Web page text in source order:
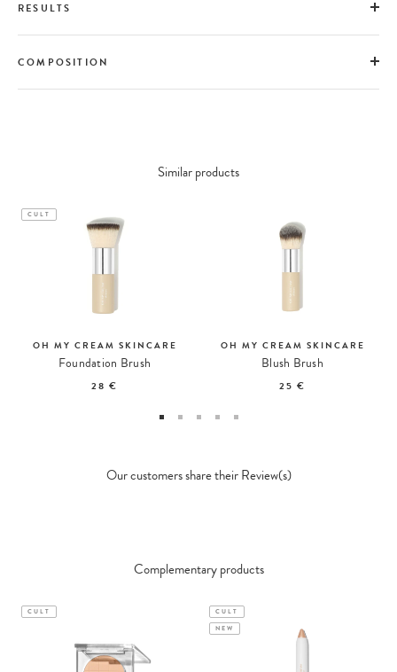
RESULTS
COMPOSITION
Similar products
CULT
OH MY CREAM SKINCARE
Foundation Brush
28 €
OH MY CREAM SKINCARE
Blush Brush
25 €
Our customers share their Review(s)
Complementary products
CULT
CULT
NEW